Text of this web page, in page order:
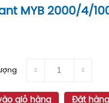
MYB 2000/4/
giỏ hàng Đặt hàng